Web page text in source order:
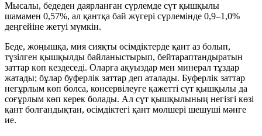
Мысалы, бедеден даярланған сүрлемде сүт қышқылы
шамамен 0,57%, ал қантқа бай жүгері сүрлемінде 0,9–1,0%
деңгейіне жетуі мүмкін.
Беде, жоңышқа, мия сияқты өсімдіктерде қант аз болып,
түзілген қышқылды байланыстырып, бейтараптандыратын
заттар көп кездеседі. Оларға ақуыздар мен минерал тұздар
жатады; бұлар буферлік заттар деп аталады. Буферлік заттар
неғұрлым көп болса, консервілеуге қажетті сүт қышқылы да
соғұрлым көп керек болады. Ал сүт қышқылының негізгі көзі
қант болғандықтан, өсімдіктегі қант мөлшері шешуші мәнге
ие.